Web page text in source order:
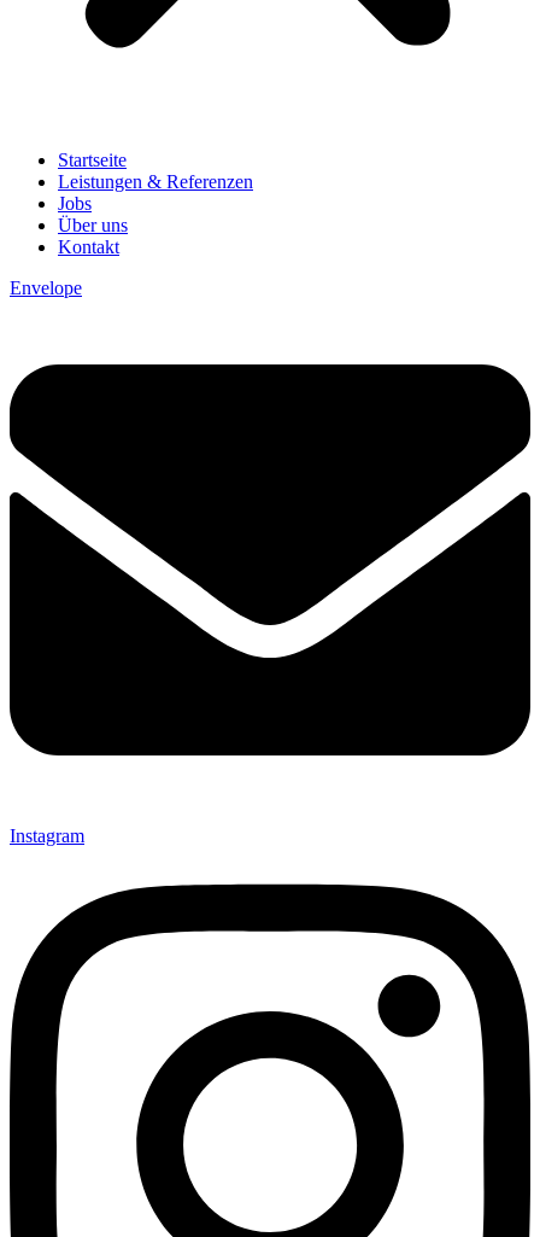
Startseite
Leistungen & Referenzen
Jobs
Über uns
Kontakt
Envelope
Instagram